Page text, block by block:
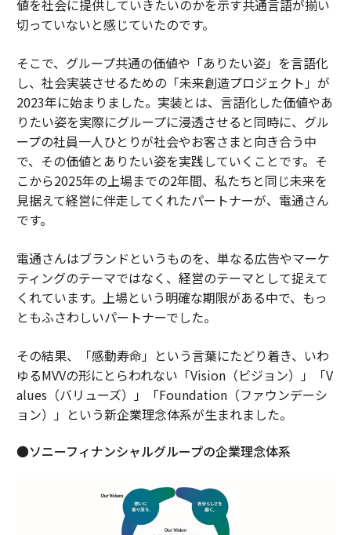
値を社会に提供していきたいのかを示す共通言語が揃い
切っていないと感じていたのです。
そこで、グループ共通の価値や「ありたい姿」を言語化
し、社会実装させるための「未来創造プロジェクト」が
2023年に始まりました。実装とは、言語化した価値やあ
りたい姿を実際にグループに浸透させると同時に、グル
ープの社員一人ひとりが社会やお客さまと向き合う中
で、その価値とありたい姿を実践していくことです。そ
こから2025年の上場までの2年間、私たちと同じ未来を
見据えて経営に伴走してくれたパートナーが、電通さん
です。
電通さんはブランドというものを、単なる広告やマーケ
ティングのテーマではなく、経営のテーマとして捉えて
くれています。上場という明確な期限がある中で、もっ
ともふさわしいパートナーでした。
その結果、「感動寿命」という言葉にたどり着き、いわ
ゆるMVVの形にとらわれない「Vision（ビジョン）」「V
alues（バリューズ）」「Foundation（ファウンデーシ
ョン）」という新企業理念体系が生まれました。
●ソニーフィナンシャルグループの企業理念体系